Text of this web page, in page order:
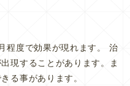
程度で効果が現れます。 治
現することがあります。ま
る事があります。